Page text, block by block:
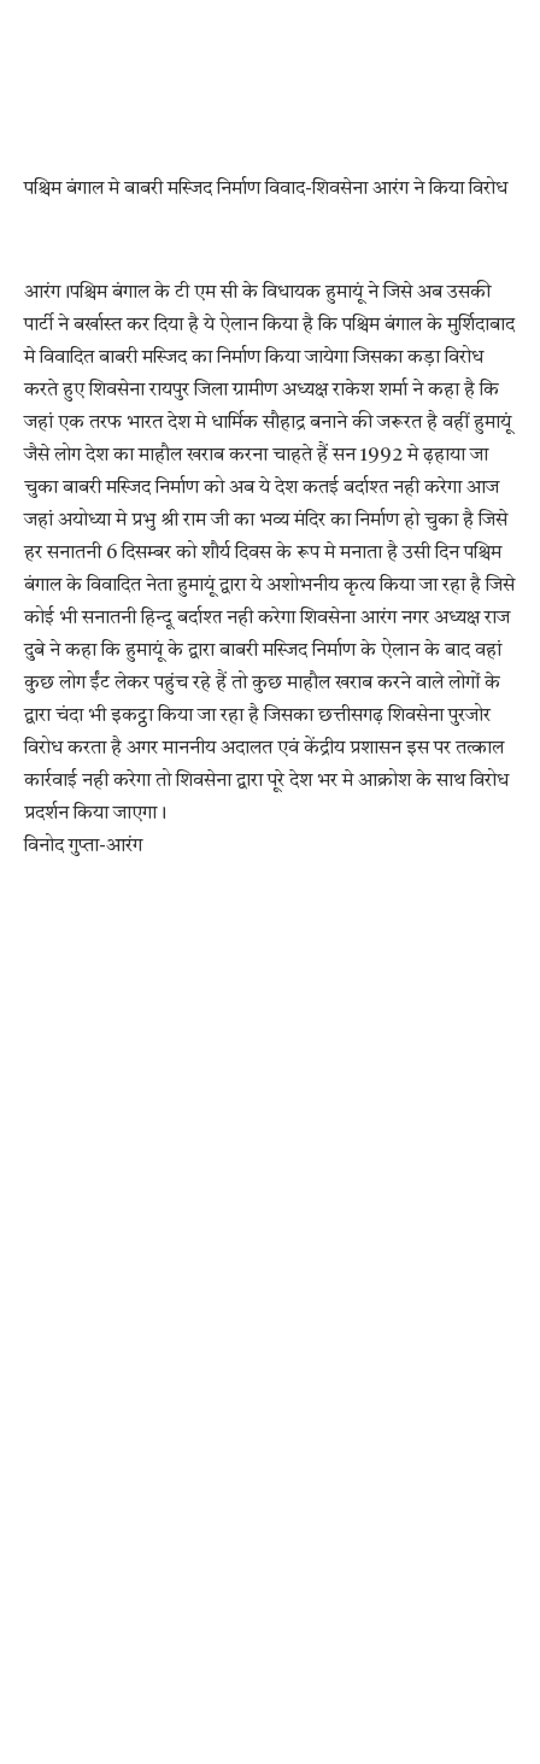
पश्चिम बंगाल मे बाबरी मस्जिद निर्माण विवाद-शिवसेना आरंग ने किया विरोध
आरंग।पश्चिम बंगाल के टी एम सी के विधायक हुमायूं ने जिसे अब उसकी
पार्टी ने बर्खास्त कर दिया है ये ऐलान किया है कि पश्चिम बंगाल के मुर्शिदाबाद
मे विवादित बाबरी मस्जिद का निर्माण किया जायेगा जिसका कड़ा विरोध
करते हुए शिवसेना रायपुर जिला ग्रामीण अध्यक्ष राकेश शर्मा ने कहा है कि
जहां एक तरफ भारत देश मे धार्मिक सौहाद्र बनाने की जरूरत है वहीं हुमायूं
जैसे लोग देश का माहौल खराब करना चाहते हैं सन 1992 मे ढ़हाया जा
चुका बाबरी मस्जिद निर्माण को अब ये देश कतई बर्दाश्त नही करेगा आज
जहां अयोध्या मे प्रभु श्री राम जी का भव्य मंदिर का निर्माण हो चुका है जिसे
हर सनातनी 6 दिसम्बर को शौर्य दिवस के रूप मे मनाता है उसी दिन पश्चिम
बंगाल के विवादित नेता हुमायूं द्वारा ये अशोभनीय कृत्य किया जा रहा है जिसे
कोई भी सनातनी हिन्दू बर्दाश्त नही करेगा शिवसेना आरंग नगर अध्यक्ष राज
दुबे ने कहा कि हुमायूं के द्वारा बाबरी मस्जिद निर्माण के ऐलान के बाद वहां
कुछ लोग ईंट लेकर पहुंच रहे हैं तो कुछ माहौल खराब करने वाले लोगों के
द्वारा चंदा भी इकट्ठा किया जा रहा है जिसका छत्तीसगढ़ शिवसेना पुरजोर
विरोध करता है अगर माननीय अदालत एवं केंद्रीय प्रशासन इस पर तत्काल
कार्रवाई नही करेगा तो शिवसेना द्वारा पूरे देश भर मे आक्रोश के साथ विरोध
प्रदर्शन किया जाएगा।
विनोद गुप्ता-आरंग